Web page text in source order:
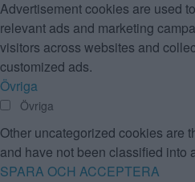
Advertisement cookies are used
relevant ads and marketing
visitors across websites and
customized ads.
Övriga
Övriga
Other uncategorized cookies are
and have not been classified into
SPARA OCH ACCEPTERA